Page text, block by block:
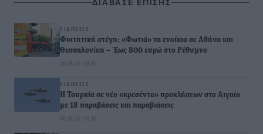
ΔΙΑΒΑΣΕ ΕΠΙΣΗΣ
ΕΙΔΉΣΕΙΣ
Φοιτητική στέγη: «Φωτιά» τα ενοίκια σε Αθήνα και
Θεσσαλονίκη – Έως 800 ευρώ στο Ρέθυμνο
08.08.26 · 09:40
ΕΙΔΉΣΕΙΣ
Η Τουρκία σε νέο «κρεσέντο» προκλήσεων στο Αιγαίο
με 18 παραβάσεις και παραβιάσεις
08.08.26 · 09:36